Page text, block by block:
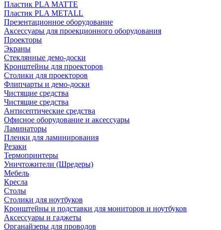
Пластик PLA MATTE
Пластик PLA METALL
Презентационное оборудование
Аксессуары для проекционного оборудования
Проекторы
Экраны
Стеклянные демо-доски
Кронштейны для проекторов
Столики для проекторов
Флипчарты и демо-доски
Чистящие средства
Чистящие средства
Антисептические средства
Офисное оборудование и аксессуары
Ламинаторы
Пленки для ламинирования
Резаки
Термопринтеры
Уничтожители (Шредеры)
Мебель
Кресла
Столы
Столики для ноутбуков
Кронштейны и подставки для мониторов и ноутбуков
Аксессуары и гаджеты
Органайзеры для проводов